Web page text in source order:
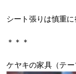
シート張りは慎重
＊＊＊
ケヤキの家具（テー